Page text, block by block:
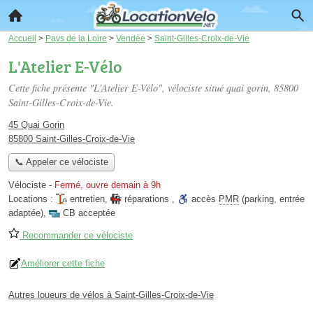
Accueil > Pays de la Loire > Vendée > Saint-Gilles-Croix-de-Vie
L'Atelier E-Vélo
Cette fiche présente "L'Atelier E-Vélo", vélociste situé quai gorin, 85800
Saint-Gilles-Croix-de-Vie.
45 Quai Gorin
85800 Saint-Gilles-Croix-de-Vie
📞 Appeler ce vélociste
Vélociste - Fermé, ouvre demain à 9h
Locations :
entretien, réparations , accès PMR (parking, entrée
adaptée), CB acceptée
Recommander ce vélociste
Améliorer cette fiche
Autres loueurs de vélos à Saint-Gilles-Croix-de-Vie